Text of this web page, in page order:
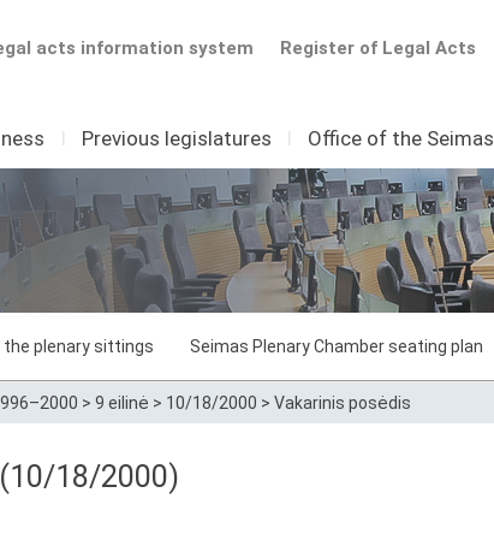
Register of Legal Acts
acts information system
I Previous legislatures I Office of the Seimas
the plenary sittings Seimas Plenary Chamber seating plan
> 9 eilinė > 10/18/2000 > Vakarinis posėdis
(10/18/2000)